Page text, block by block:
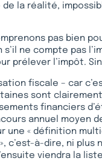
de la réalité,
pas bien
s’il ne compte pas
prélever l’impôt.
fiscale – car
sont
financiers
annuel moyen
une « définition
c’est-à-dire, ni
viendra la